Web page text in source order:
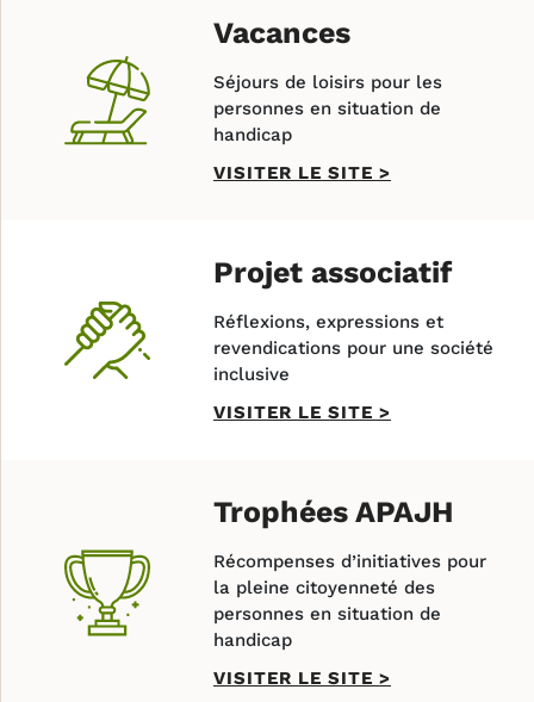
Vacances
Séjours de loisirs pour les
personnes en situation de
handicap
VISITER LE SITE >
Projet associatif
Réflexions, expressions et
revendications pour une société
inclusive
VISITER LE SITE >
Trophées APAJH
Récompenses d’initiatives pour
la pleine citoyenneté des
personnes en situation de
handicap
VISITER LE SITE >